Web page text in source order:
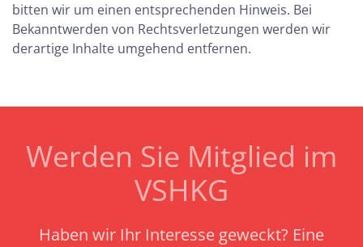
bitten wir um einen entsprechenden Hinweis. Bei
Bekanntwerden von Rechtsverletzungen werden wir
derartige Inhalte umgehend entfernen.
Werden Sie Mitglied im
VSHKG
Haben wir Ihr Interesse geweckt? Eine